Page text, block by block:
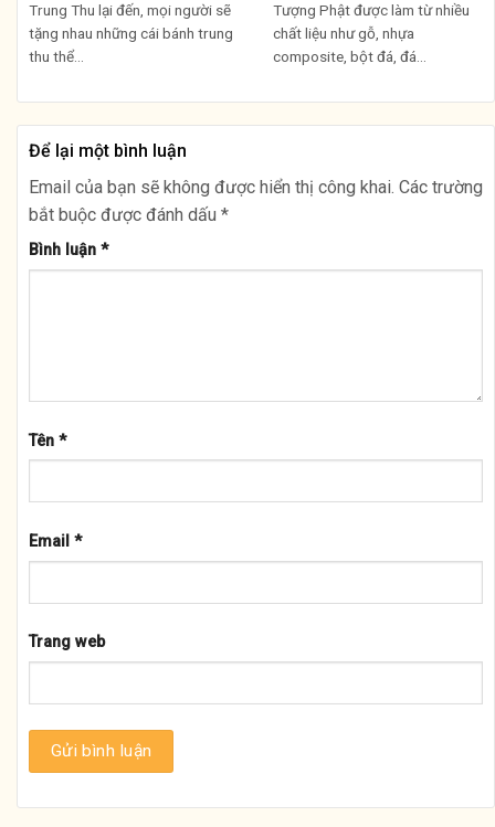
Trung Thu lại đến, mọi người sẽ
tặng nhau những cái bánh trung
thu thể...
Tượng Phật được làm từ nhiều
chất liệu như gỗ, nhựa
composite, bột đá, đá...
Để lại một bình luận
Email của bạn sẽ không được hiển thị công khai. Các trường
bắt buộc được đánh dấu *
Bình luận *
Tên *
Email *
Trang web